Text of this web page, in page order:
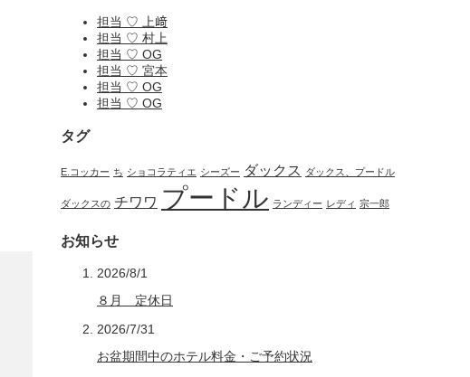
担当 ♡ 上﨑
担当 ♡ 村上
担当 ♡ OG
担当 ♡ 宮本
担当 ♡ OG
担当 ♡ OG
タグ
E.コッカー ち ショコラティエ シーズー ダックス ダックス、プードル
ダックスの チワワ プードル ランディー レディ 宗一郎
お知らせ
2026/8/1
８月 定休日
2026/7/31
お盆期間中のホテル料金・ご予約状況